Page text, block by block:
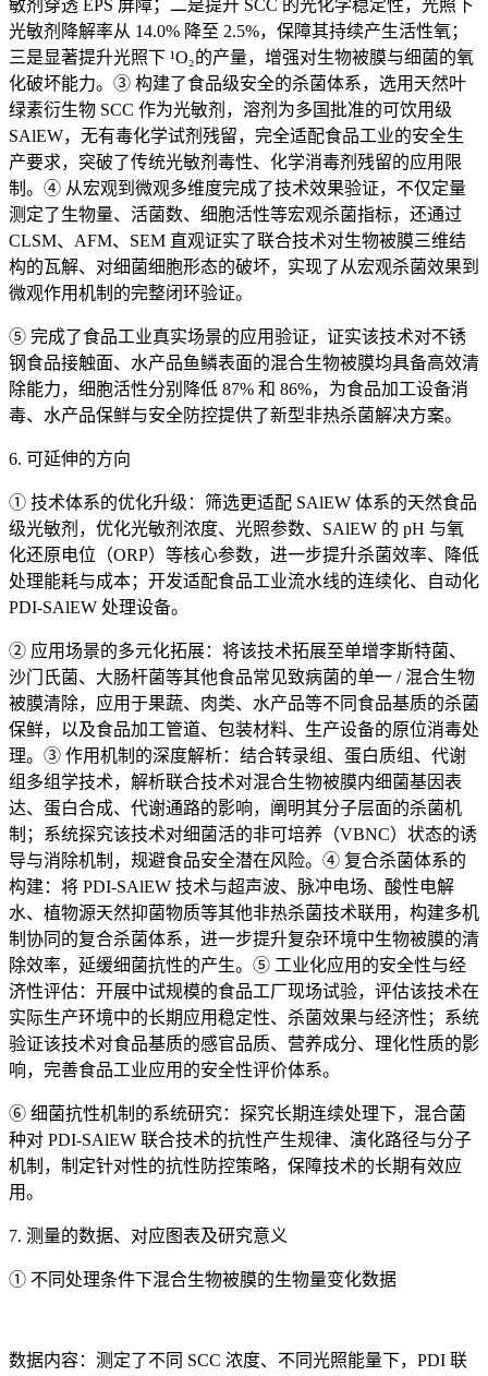
敏剂穿透 EPS 屏障；二是提升 SCC 的光化学稳定性，光照下
光敏剂降解率从 14.0% 降至 2.5%，保障其持续产生活性氧；
三是显著提升光照下 ¹O₂的产量，增强对生物被膜与细菌的氧
化破坏能力。③ 构建了食品级安全的杀菌体系，选用天然叶
绿素衍生物 SCC 作为光敏剂，溶剂为多国批准的可饮用级
SAlEW，无有毒化学试剂残留，完全适配食品工业的安全生
产要求，突破了传统光敏剂毒性、化学消毒剂残留的应用限
制。④ 从宏观到微观多维度完成了技术效果验证，不仅定量
测定了生物量、活菌数、细胞活性等宏观杀菌指标，还通过
CLSM、AFM、SEM 直观证实了联合技术对生物被膜三维结
构的瓦解、对细菌细胞形态的破坏，实现了从宏观杀菌效果到
微观作用机制的完整闭环验证。
⑤ 完成了食品工业真实场景的应用验证，证实该技术对不锈
钢食品接触面、水产品鱼鳞表面的混合生物被膜均具备高效清
除能力，细胞活性分别降低 87% 和 86%，为食品加工设备消
毒、水产品保鲜与安全防控提供了新型非热杀菌解决方案。
6. 可延伸的方向
① 技术体系的优化升级：筛选更适配 SAlEW 体系的天然食品
级光敏剂，优化光敏剂浓度、光照参数、SAlEW 的 pH 与氧
化还原电位（ORP）等核心参数，进一步提升杀菌效率、降低
处理能耗与成本；开发适配食品工业流水线的连续化、自动化
PDI-SAlEW 处理设备。
② 应用场景的多元化拓展：将该技术拓展至单增李斯特菌、
沙门氏菌、大肠杆菌等其他食品常见致病菌的单一 / 混合生物
被膜清除，应用于果蔬、肉类、水产品等不同食品基质的杀菌
保鲜，以及食品加工管道、包装材料、生产设备的原位消毒处
理。③ 作用机制的深度解析：结合转录组、蛋白质组、代谢
组多组学技术，解析联合技术对混合生物被膜内细菌基因表
达、蛋白合成、代谢通路的影响，阐明其分子层面的杀菌机
制；系统探究该技术对细菌活的非可培养（VBNC）状态的诱
导与消除机制，规避食品安全潜在风险。④ 复合杀菌体系的
构建：将 PDI-SAlEW 技术与超声波、脉冲电场、酸性电解
水、植物源天然抑菌物质等其他非热杀菌技术联用，构建多机
制协同的复合杀菌体系，进一步提升复杂环境中生物被膜的清
除效率，延缓细菌抗性的产生。⑤ 工业化应用的安全性与经
济性评估：开展中试规模的食品工厂现场试验，评估该技术在
实际生产环境中的长期应用稳定性、杀菌效果与经济性；系统
验证该技术对食品基质的感官品质、营养成分、理化性质的影
响，完善食品工业应用的安全性评价体系。
⑥ 细菌抗性机制的系统研究：探究长期连续处理下，混合菌
种对 PDI-SAlEW 联合技术的抗性产生规律、演化路径与分子
机制，制定针对性的抗性防控策略，保障技术的长期有效应
用。
7. 测量的数据、对应图表及研究意义
① 不同处理条件下混合生物被膜的生物量变化数据
数据内容：测定了不同 SCC 浓度、不同光照能量下，PDI 联